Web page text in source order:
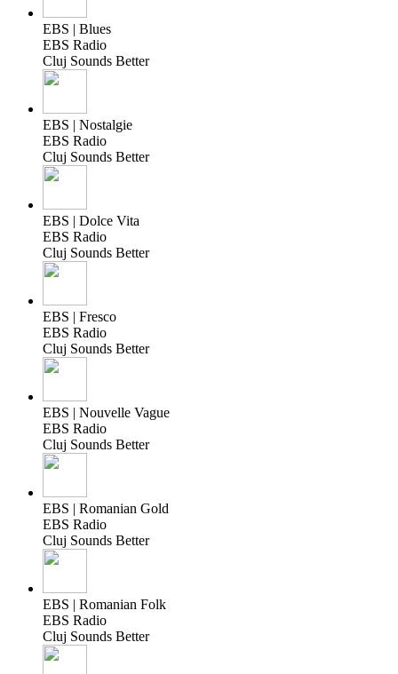
EBS | Blues
EBS Radio
Cluj Sounds Better
EBS | Nostalgie
EBS Radio
Cluj Sounds Better
EBS | Dolce Vita
EBS Radio
Cluj Sounds Better
EBS | Fresco
EBS Radio
Cluj Sounds Better
EBS | Nouvelle Vague
EBS Radio
Cluj Sounds Better
EBS | Romanian Gold
EBS Radio
Cluj Sounds Better
EBS | Romanian Folk
EBS Radio
Cluj Sounds Better